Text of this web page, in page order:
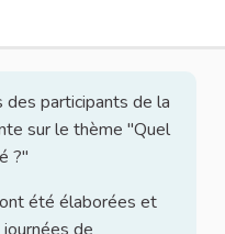
participants de la
sur le thème "Quel
?"
été élaborées et
de